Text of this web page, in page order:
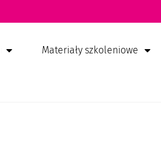
Materiały szkoleniowe